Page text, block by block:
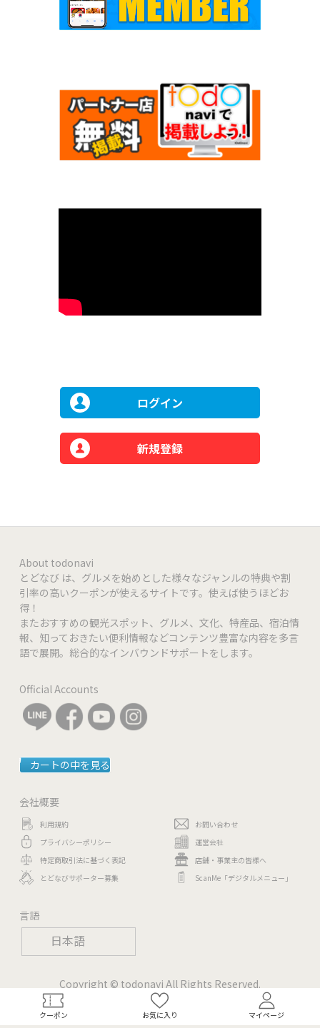
日本語
クーポン お気に入り マイページ
ログイン
新規登録
About todonavi
とどなび は、グルメを始めとした様々なジャンルの特典や割
引率の高いクーポンが使えるサイトです。使えば使うほどお
得！
またおすすめの観光スポット、グルメ、文化、特産品、宿泊情
報、知っておきたい便利情報などコンテンツ豊富な内容を多言
語で展開。総合的なインバウンドサポートをします。
Official Accounts
カートの中を見る
会社概要
利用規約
プライバシーポリシー
特定商取引法に基づく表記
とどなびサポーター募集
お問い合わせ
運営会社
店舗・事業主の皆様へ
ScanMe「デジタルメニュー」
言語
Copyright © todonavi All Rights Reserved.